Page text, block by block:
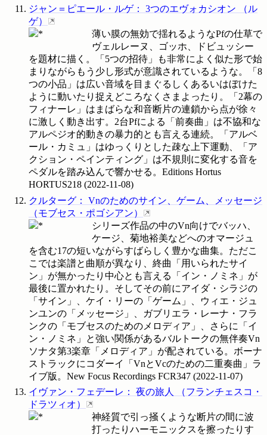
ジャン＝ピエール・ルゲ： 3つのエヴォカシオン （ル
ゲ）
薄い膜の無効で揺れるようなPfの仕草で
ヴェルレーヌ、ゴッホ、ドビュッシー
を題材に描く。「5つの招待」も非常によく似た形で始
まりながらもう少し形式が意識されているような。「8
つの小品」は広い音域を目まぐるしくあるいはぼけた
ように動いたり捉えどころなくさまよったり。「2幕の
フィナーレ」はまばらな和音断片の連鎖から点が徐々
に激しく動き出す。2台Pfによる「前奏曲」は不協和な
アルペジオ的動きの暴力的とも言える連続。「アルベ
ール・カミュ」はゆっくりとした疎な上下運動、「ア
クション・ペインティング」は不規則に変化する音を
ペダルを踏み込んで響かせる。Editions Hortus
HORTUS218 (2022-11-08)
クルターグ ： Vnのためのサイン、ゲーム、メッセージ
（モブセス・ポゴシアン）
シリーズ作品の中のVn向けでバッハ、
ケージ、菊地裕美などへのオマージュ
を含む17の短いながらすばらしく豊かな曲集。ただこ
こでは楽譜と曲順が異なり、終曲「用いられたサイ
ン」が無かったり中心とも言える「イン・ノミネ」が
最後に置かれたり。そしてその前にアイダ・シラジの
「サイン」、ケイ・リーの「ゲーム」、ウィエ・ジュ
ンユンの「メッセージ」、ガブリエラ・レーナ・フラ
ンクの「モブセスのためのメロディア」、さらに「イ
ン・ノミネ」と強い関係があるバルトークの無伴奏Vn
ソナタ第3楽章「メロディア」が配されている。ボーナ
ストラックにコダーイ「VnとVcのための二重奏曲」ラ
イブ版。New Focus Recordings FCR347 (2022-11-07)
イヴァン・フェデーレ ： 夜の旅人 （フランチェスコ・
ドラツィオ）
神経質で引っ掻くような断片の間に波
打ったりハーモニックスを擦ったりす